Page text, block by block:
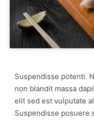
Suspendisse potenti.
non blandit massa
elit sed est vulputate
Suspendisse posuere